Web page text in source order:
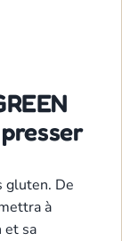
gluten. De
à
et sa